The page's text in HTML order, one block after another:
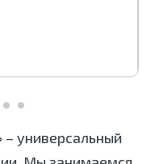
универсальный